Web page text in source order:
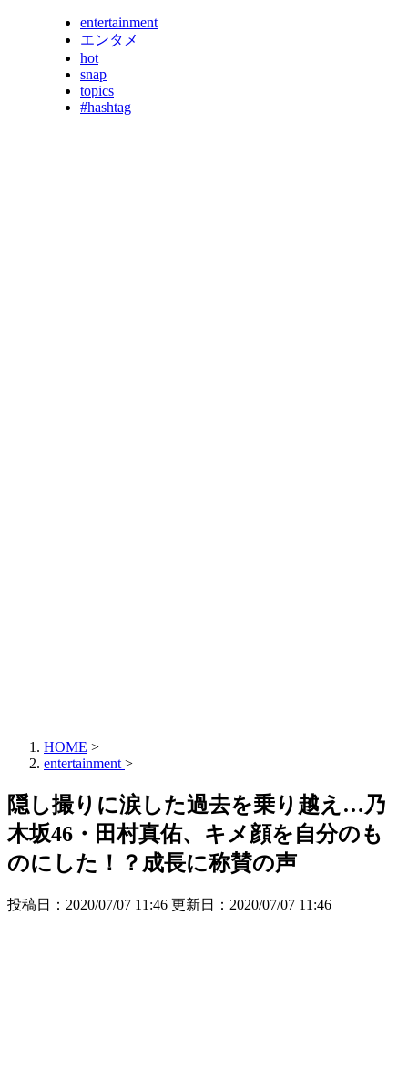
entertainment
エンタメ
hot
snap
topics
#hashtag
HOME >
entertainment >
隠し撮りに涙した過去を乗り越え…乃
木坂46・田村真佑、キメ顔を自分のも
のにした！？成長に称賛の声
投稿日：2020/07/07 11:46 更新日： 2020/07/07 11:46